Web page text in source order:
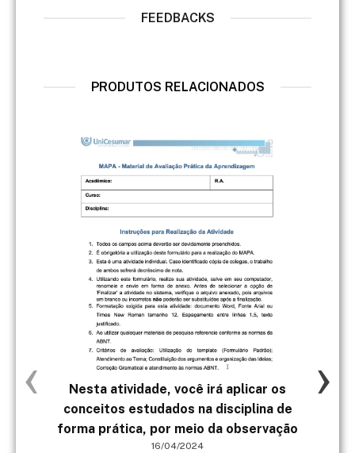
FEEDBACKS
PRODUTOS RELACIONADOS
Nesta atividade, você irá aplicar os
conceitos estudados na disciplina de
forma prática, por meio da observação
16/04/2024
‹ ›